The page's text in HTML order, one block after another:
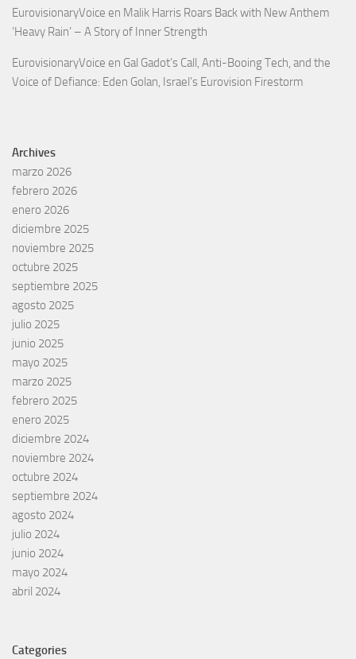
EurovisionaryVoice en Malik Harris Roars Back with New Anthem
‘Heavy Rain’ – A Story of Inner Strength
EurovisionaryVoice en Gal Gadot’s Call, Anti-Booing Tech, and the
Voice of Defiance: Eden Golan, Israel’s Eurovision Firestorm
Archives
marzo 2026
febrero 2026
enero 2026
diciembre 2025
noviembre 2025
octubre 2025
septiembre 2025
agosto 2025
julio 2025
junio 2025
mayo 2025
marzo 2025
febrero 2025
enero 2025
diciembre 2024
noviembre 2024
octubre 2024
septiembre 2024
agosto 2024
julio 2024
junio 2024
mayo 2024
abril 2024
Categories